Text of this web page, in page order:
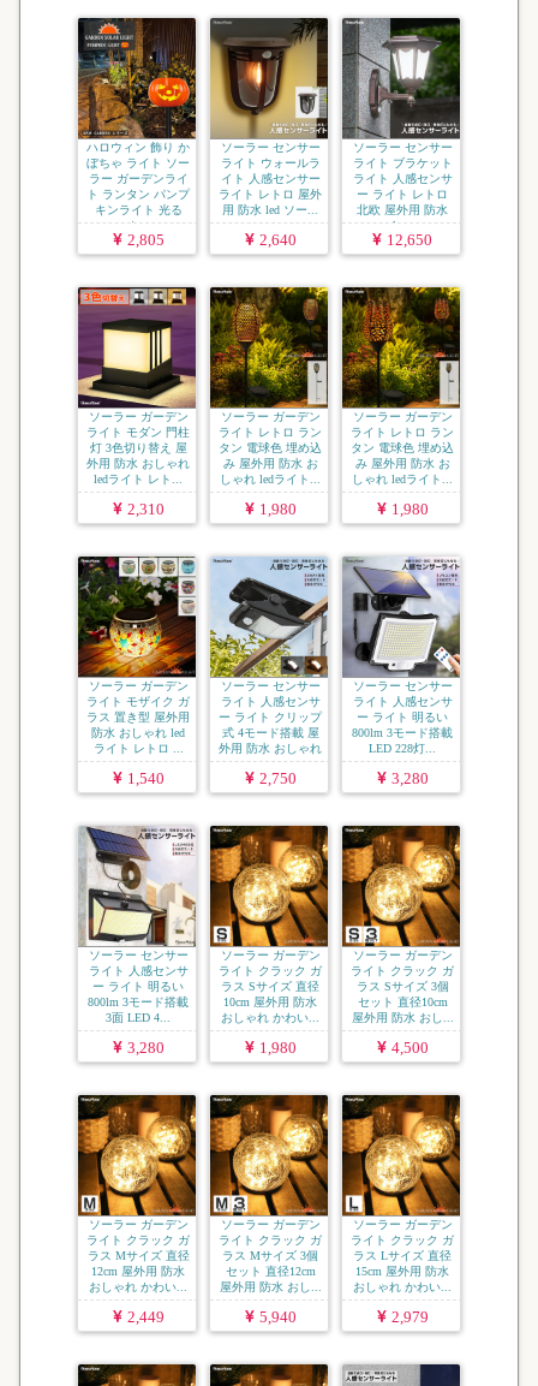
ハロウィン 飾り か
ぼちゃ ライト ソー
ラー ガーデンライ
ト ランタン パンプ
キンライト 光る
カ...
2,805
ソーラー センサー
ライト ウォールラ
イト 人感センサー
ライト レトロ 屋外
用 防水 led ソー...
2,640
ソーラー センサー
ライト ブラケット
ライト 人感センサ
ー ライト レトロ
北欧 屋外用 防水
le...
12,650
ソーラー ガーデン
ライト モダン 門柱
灯 3色切り替え 屋
外用 防水 おしゃれ
ledライト レト...
2,310
ソーラー ガーデン
ライト レトロ ラン
タン 電球色 埋め込
み 屋外用 防水 お
しゃれ ledライト...
1,980
ソーラー ガーデン
ライト レトロ ラン
タン 電球色 埋め込
み 屋外用 防水 お
しゃれ ledライト...
1,980
ソーラー ガーデン
ライト モザイク ガ
ラス 置き型 屋外用
防水 おしゃれ led
ライト レトロ ...
1,540
ソーラー センサー
ライト 人感センサ
ー ライト クリップ
式 4モード搭載 屋
外用 防水 おしゃれ
...
2,750
ソーラー センサー
ライト 人感センサ
ー ライト 明るい
800lm 3モード搭載
LED 228灯...
3,280
ソーラー センサー
ライト 人感センサ
ー ライト 明るい
800lm 3モード搭載
3面 LED 4...
3,280
ソーラー ガーデン
ライト クラック ガ
ラス Sサイズ 直径
10cm 屋外用 防水
おしゃれ かわい...
1,980
ソーラー ガーデン
ライト クラック ガ
ラス Sサイズ 3個
セット 直径10cm
屋外用 防水 おし...
4,500
ソーラー ガーデン
ライト クラック ガ
ラス Mサイズ 直径
12cm 屋外用 防水
おしゃれ かわい...
2,449
ソーラー ガーデン
ライト クラック ガ
ラス Mサイズ 3個
セット 直径12cm
屋外用 防水 おし...
5,940
ソーラー ガーデン
ライト クラック ガ
ラス Lサイズ 直径
15cm 屋外用 防水
おしゃれ かわい...
2,979